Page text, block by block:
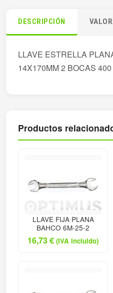
DESCRIPCIÓN
LLAVE ESTRELLA
14X170MM 2 BOCAS
Productos
LLAVE FIJA PLANA
BAHCO 6M-25-2
16,73€ (IVA incluido)